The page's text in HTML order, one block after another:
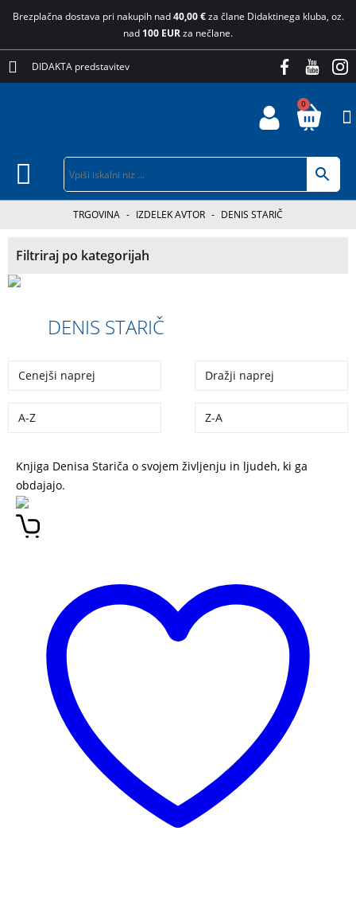
Brezplačna dostava pri nakupih nad40,00 €za člane Didaktinega kluba, oz.
nad 100 EURza nečlane.
DIDAKTA predstavitev
0
TRGOVINA - IZDELEK AVTOR - DENIS STARIČ
Filtriraj po kategorijah
DENIS STARIČ
Cenejši naprej Dražji naprej
A-Z Z-A
Knjiga Denisa Stariča o svojem življenju in ljudeh, ki ga
obdajajo.